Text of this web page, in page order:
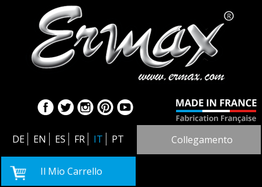
DE EN ES FR IT PT Collegamento
Il Mio Carrello